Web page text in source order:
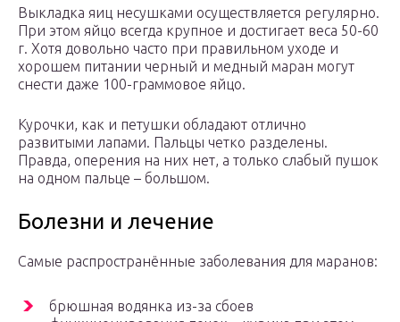
Выкладка яиц несушками осуществляется регулярно.
При этом яйцо всегда крупное и достигает веса 50-60
г. Хотя довольно часто при правильном уходе и
хорошем питании черный и медный маран могут
снести даже 100-граммовое яйцо.
Курочки, как и петушки обладают отлично
развитыми лапами. Пальцы четко разделены.
Правда, оперения на них нет, а только слабый пушок
на одном пальце – большом.
Болезни и лечение
Самые распространённые заболевания для маранов:
брюшная водянка из-за сбоев